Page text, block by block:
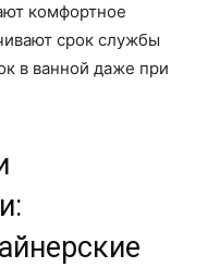
комфортное
срок службы
в ванной даже при